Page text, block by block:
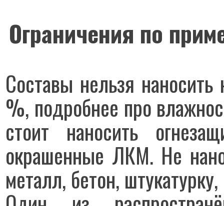
Ограничения по
Составы нельзя
%, подробнее про
стоит наносить
окрашенные ЛКМ. Не
металл, бетон,